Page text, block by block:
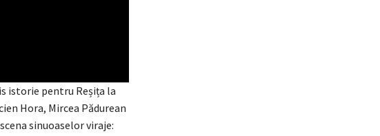
istorie pentru Reșița la
Hora, Mircea Pădurean
sinuoaselor viraje: